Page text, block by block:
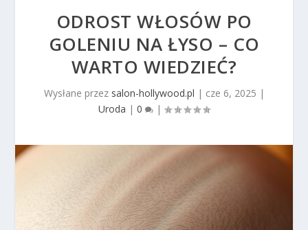
ODROST WŁOSÓW PO
GOLENIU NA ŁYSO – CO
WARTO WIEDZIEĆ?
Wysłane przez salon-hollywood.pl | cze 6, 2025 |
Uroda | 0 |